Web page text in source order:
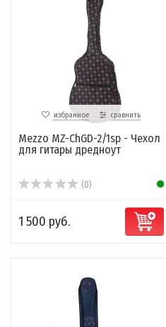
избранное сравнить
Mezzo MZ-ChGD-2/1sp - Чехол
для гитары дредноут
(0)
1 500 руб.